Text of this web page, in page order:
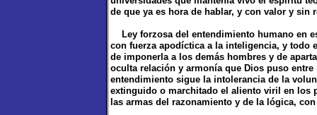
de que ya es hora de hablar, y con valor y sin
Ley forzosa del entendimiento humano en
con fuerza apodíctica a la inteligencia, y todo
de imponerla a los demás hombres y de
oculta relación y armonía que Dios puso
entendimiento sigue la intolerancia de la
extinguido o marchitado el aliento viril en los
las armas del razonamiento y de la lógica,